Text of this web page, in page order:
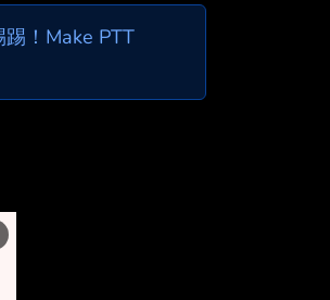
！Make PTT